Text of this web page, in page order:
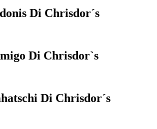
Di Chrisdor´s
Di Chrisdor`s
Di Chrisdor´s